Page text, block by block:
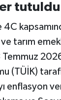
ve tarım
Temmuz
(TÜİK)
enflasyon